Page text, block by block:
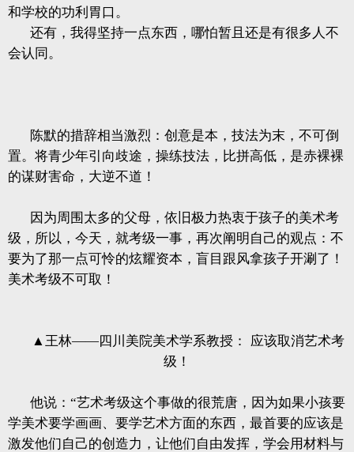
和学校的功利胃口。
还有，我得坚持一点东西，哪怕暂且还是有很多人不
会认同。
陈默的措辞相当激烈：创意是本，技法为末，不可倒
置。将青少年引向歧途，操练技法，比拼高低，是赤裸裸
的谋财害命，大逆不道！
因为周围太多的父母，依旧极力热衷于孩子的美术考
级，所以，今天，就考级一事，再次阐明自己的观点：不
要为了那一点可怜的炫耀资本，盲目跟风拿孩子开涮了！
美术考级不可取！
▲王林——四川美院美术学系教授：
应该取消艺术考
级！
他说：“艺术考级这个事做的很荒唐，因为如果小孩要
学美术要学画画、要学艺术方面的东西，最首要的应该是
激发他们自己的创造力，让他们自由发挥，学会用材料与